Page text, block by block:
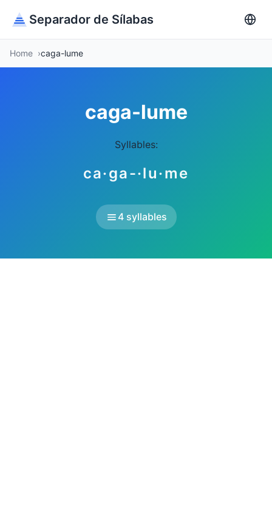
Separador de Sílabas
Home caga-lume
caga-lume
Syllables:
ca·ga-·lu·me
4 syllables